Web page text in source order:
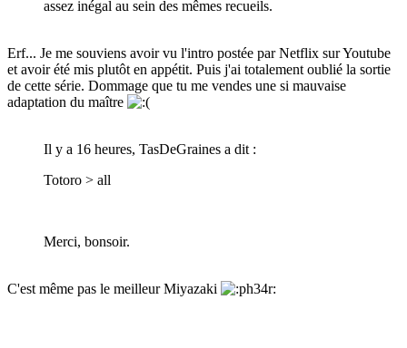
assez inégal au sein des mêmes recueils.
Erf... Je me souviens avoir vu l'intro postée par Netflix sur Youtube
et avoir été mis plutôt en appétit. Puis j'ai totalement oublié la sortie
de cette série. Dommage que tu me vendes une si mauvaise
adaptation du maître
Il y a 16 heures, TasDeGraines a dit :
Totoro > all
Merci, bonsoir.
C'est même pas le meilleur Miyazaki